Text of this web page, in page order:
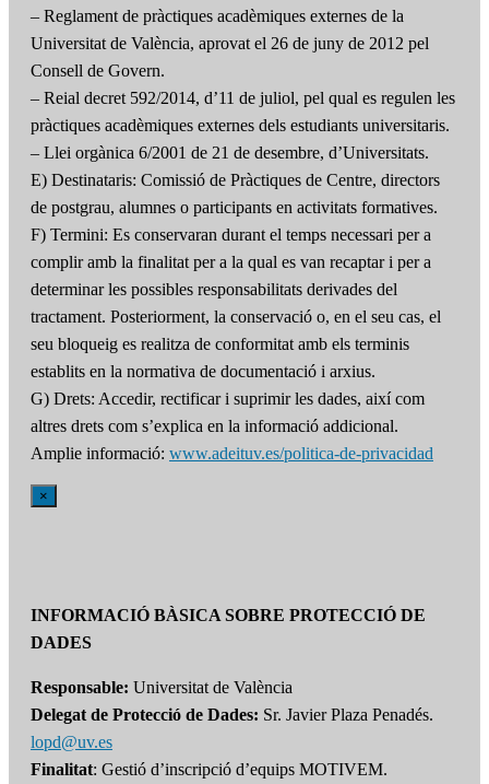
– Reglament de pràctiques acadèmiques externes de la
Universitat de València, aprovat el 26 de juny de 2012 pel
Consell de Govern.
– Reial decret 592/2014, d’11 de juliol, pel qual es regulen les
pràctiques acadèmiques externes dels estudiants universitaris.
– Llei orgànica 6/2001 de 21 de desembre, d’Universitats.
E) Destinataris: Comissió de Pràctiques de Centre, directors
de postgrau, alumnes o participants en activitats formatives.
F) Termini: Es conservaran durant el temps necessari per a
complir amb la finalitat per a la qual es van recaptar i per a
determinar les possibles responsabilitats derivades del
tractament. Posteriorment, la conservació o, en el seu cas, el
seu bloqueig es realitza de conformitat amb els terminis
establits en la normativa de documentació i arxius.
G) Drets: Accedir, rectificar i suprimir les dades, així com
altres drets com s’explica en la informació addicional.
Amplie informació: www.adeituv.es/politica-de-privacidad
×
INFORMACIÓ BÀSICA SOBRE PROTECCIÓ DE
DADES
Responsable: Universitat de València
Delegat de Protecció de Dades: Sr. Javier Plaza Penadés.
lopd@uv.es
Finalitat: Gestió d’inscripció d’equips MOTIVEM.